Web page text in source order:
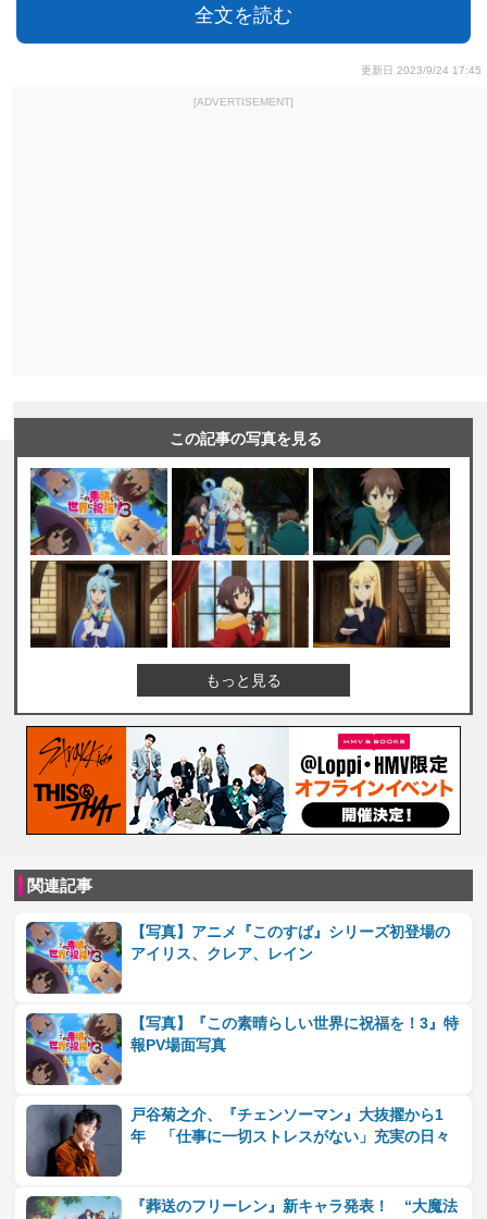
全文を読む
更新日 2023/9/24 17:45
[ADVERTISEMENT]
この記事の写真を見る
もっと見る
関連記事
【写真】アニメ『このすば』シリーズ初登場の
アイリス、クレア、レイン
【写真】『この素晴らしい世界に祝福を！3』特
報PV場面写真
戸谷菊之介、『チェンソーマン』大抜擢から1
年 「仕事に一切ストレスがない」充実の日々
『葬送のフリーレン』新キャラ発表！ “大魔法